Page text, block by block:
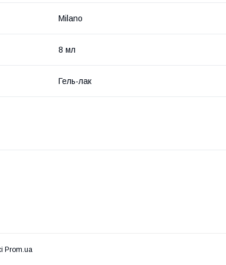
Milano
8 мл
Гель-лак
Prom.ua